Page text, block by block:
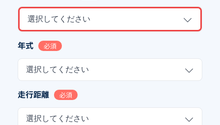
選択してください
年式 必須
選択してください
走行距離 必須
選択してください